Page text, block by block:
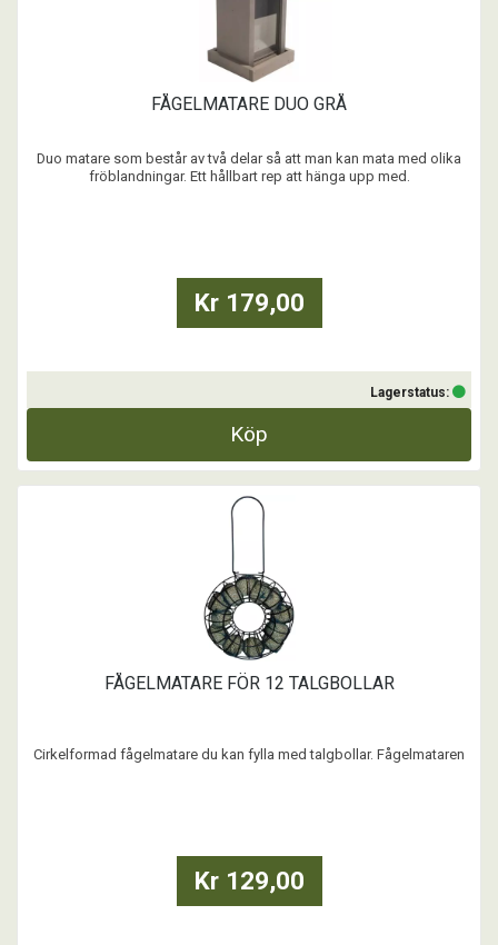
FÅGELMATARE DUO GRÅ
Duo matare som består av två delar så att man kan mata med olika
fröblandningar. Ett hållbart rep att hänga upp med.
Kr 179,00
Lagerstatus:
Köp
FÅGELMATARE FÖR 12 TALGBOLLAR
Cirkelformad fågelmatare du kan fylla med talgbollar. Fågelmataren
Kr 129,00